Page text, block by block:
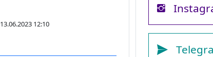
13.06.2023 12:10